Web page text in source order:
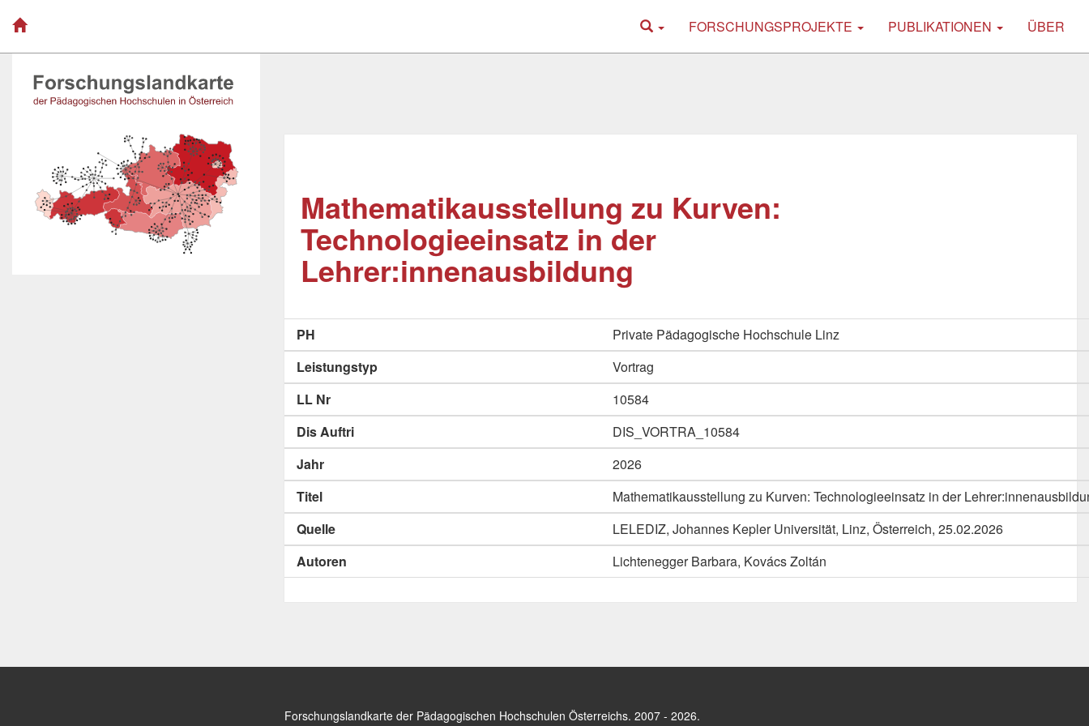
FORSCHUNGSPROJEKTE PUBLIKATIONEN ÜBER
Mathematikausstellung zu Kurven:
Technologieeinsatz in der
Lehrer:innenausbildung
PH
Private Pädagogische Hochschule Linz
Leistungstyp
Vortrag
LL Nr
10584
Dis Auftri
DIS_VORTRA_10584
Jahr
2026
Titel
Mathematikausstellung zu Kurven: Technologieeinsatz in der
Quelle
LELEDIZ, Johannes Kepler Universität, Linz, Österreich, 25.02.2026
Autoren
Lichtenegger Barbara, Kovács Zoltán
Forschungslandkarte der Pädagogischen Hochschulen Österreichs. 2007 - 2026.